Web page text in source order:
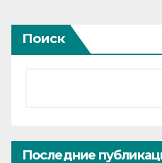
Поиск
Последние